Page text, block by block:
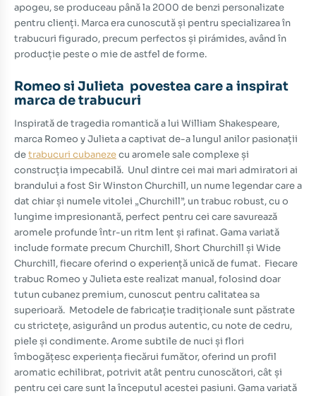
apogeu, se produceau până la 2000 de benzi personalizate
pentru clienți. Marca era cunoscută și pentru specializarea în
trabucuri figurado, precum perfectos și pirámides, având în
producție peste o mie de astfel de forme.
Romeo si Julieta povestea care a inspirat
marca de trabucuri
Inspirată de tragedia romantică a lui William Shakespeare,
marca Romeo y Julieta a captivat de-a lungul anilor pasionații
detrabucuri cubanezecu aromele sale complexe și
construcția impecabilă. Unul dintre cei mai mari admiratori ai
brandului a fost Sir Winston Churchill, un nume legendar care a
dat chiar și numele vitolei „Churchill”, un trabuc robust, cu o
lungime impresionantă, perfect pentru cei care savurează
aromele profunde într-un ritm lent și rafinat.Gama variată
include formate precum Churchill, Short Churchill și Wide
Churchill, fiecare oferind o experiență unică de fumat. Fiecare
trabuc Romeo y Julieta este realizat manual, folosind doar
tutun cubanez premium, cunoscut pentru calitatea sa
superioară. Metodele de fabricație tradiționale sunt păstrate
cu strictețe, asigurând un produs autentic, cu note de cedru,
piele și condimente.Arome subtile de nuci și flori
îmbogățesc experiența fiecărui fumător, oferind un profil
aromatic echilibrat, potrivit atât pentru cunoscători, cât și
pentru cei care sunt la începutul acestei pasiuni.Gama variată